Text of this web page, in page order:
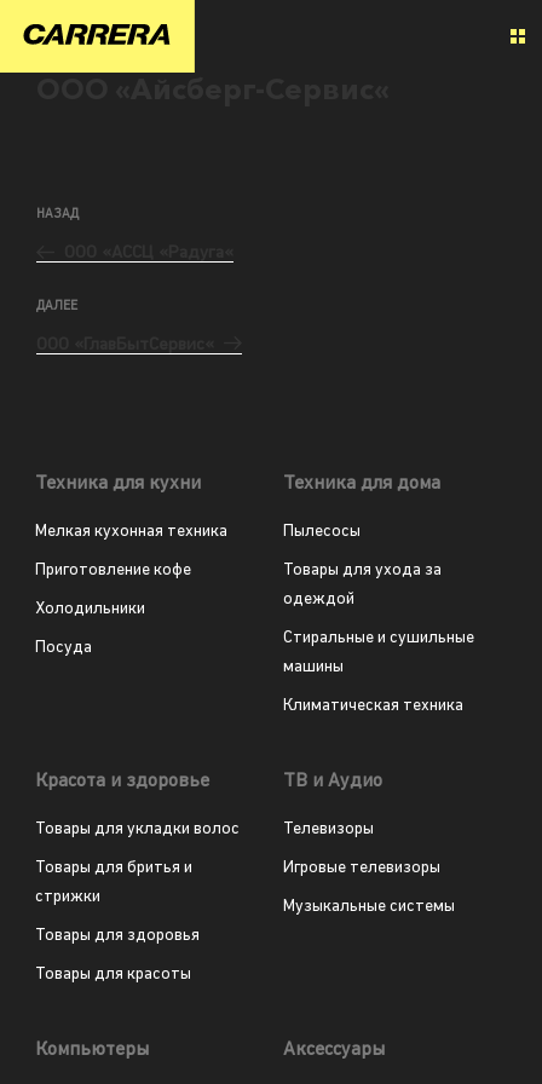
НАЗАД
ДАЛЕЕ
Техника для кухни
Мелкая кухонная техника
Приготовление кофе
Холодильники
Посуда
Техника для дома
Пылесосы
Товары для ухода за
одеждой
Стиральные и сушильные
машины
Климатическая техника
Красота и здоровье
Товары для укладки волос
Товары для бритья и
стрижки
Товары для здоровья
Товары для красоты
ТВ и Аудио
Телевизоры
Игровые телевизоры
Музыкальные системы
Компьютеры Аксессуары